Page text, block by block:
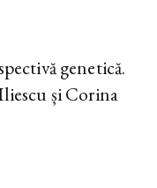
genetică.
și Corina